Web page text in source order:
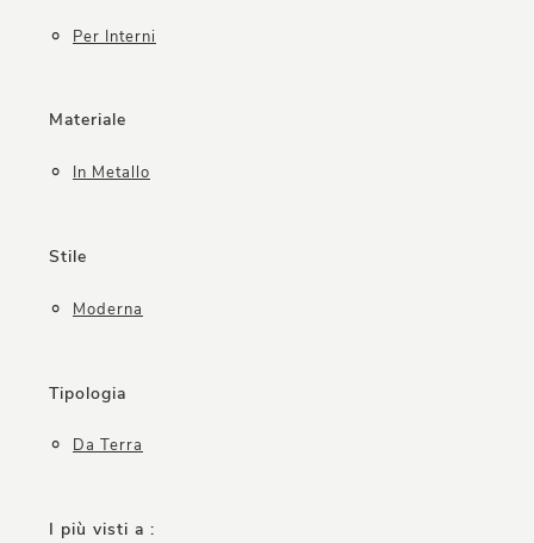
Per Interni
Materiale
In Metallo
Stile
Moderna
Tipologia
Da Terra
I più visti a :